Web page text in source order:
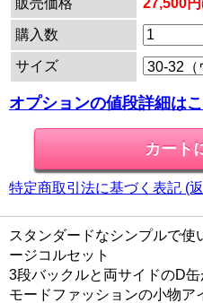
販売価格
27,500
購入数
サイズ
オプションの値段詳細は
特定商取引法に基づく表記 (
スタンダードなシンプルで
ージコルセット
3段バックルと両サイドのD缶
モードファッションの小物ア